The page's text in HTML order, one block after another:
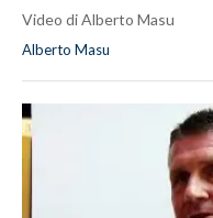
Video di Alberto Masu
Alberto Masu